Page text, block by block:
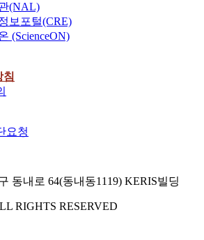
(NAL)
보포털(CRE)
(ScienceON)
침
요청
동내로 64(동내동1119) KERIS빌딩
RIGHTS RESERVED